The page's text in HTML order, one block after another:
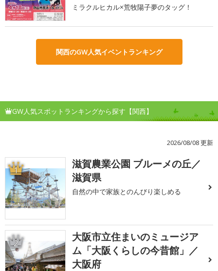
ミラクルヒカル×荒牧陽子夢のタッグ！
関西のGW人気イベントランキング
GW人気スポットランキングから探す【関西】
2026/08/08 更新
1
滋賀農業公園 ブルーメの丘／
滋賀県
自然の中で家族とのんびり楽しめる
2
大阪市立住まいのミュージア
ム「大阪くらしの今昔館」／
大阪府